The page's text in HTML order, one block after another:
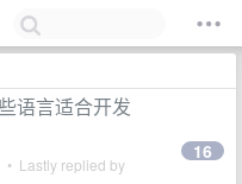
语言适合开发
• Lastly replied by
16